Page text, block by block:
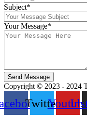
Subject*
Your Message*
Send Message
Copyright © 2023 - 2024
Twitter